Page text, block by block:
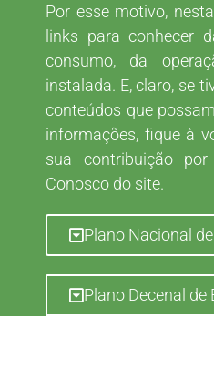
Por esse motivo,
links para conhecer
consumo, da
instalada. E, claro, se
conteúdos que
informações, fique à
sua contribuição
Conosco do site.
Plano Nacional
Plano Decenal de